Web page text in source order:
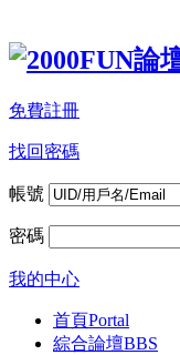
免費註冊
找回密碼
帳號
密碼
我的中心
首頁Portal
綜合論壇BBS